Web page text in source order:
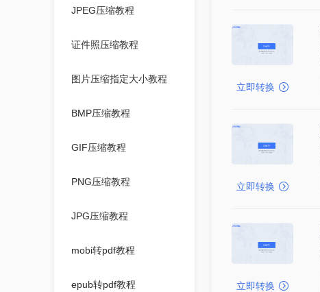
JPEG压缩教程
证件照压缩教程
图片压缩指定大小教程
BMP压缩教程
GIF压缩教程
PNG压缩教程
JPG压缩教程
mobi转pdf教程
epub转pdf教程
立即转换
立即转换
立即转换